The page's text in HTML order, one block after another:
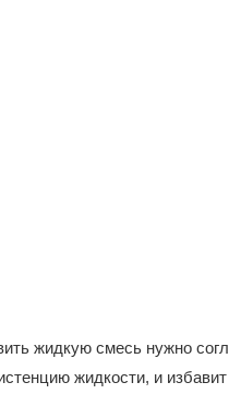
жидкую смесь нужно
жидкости, и